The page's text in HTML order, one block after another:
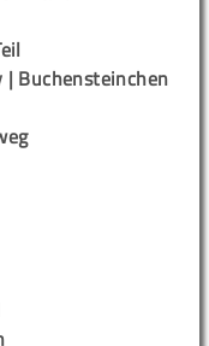
Buchensteinchen